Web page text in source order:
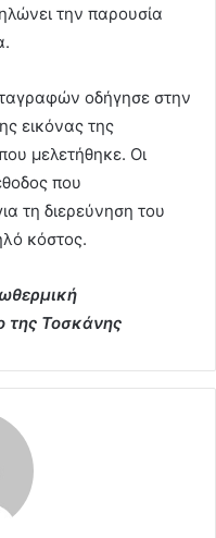
την παρουσία
οδήγησε στην
εικόνας της
μελετήθηκε. Οι
που
τη διερεύνηση του
κόστος.
της Τοσκάνης